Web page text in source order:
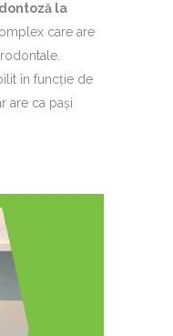
la
care are
în funcție de
are ca pași